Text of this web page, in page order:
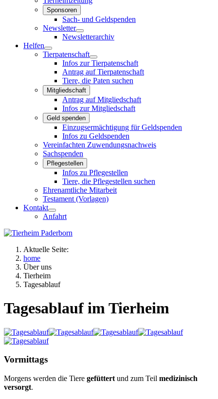
Sponsoren
Sach- und Geldspenden
Newsletter
Newsletterarchiv
Helfen
Tierpatenschaft
Infos zur Tierpatenschaft
Antrag auf Tierpatenschaft
Tiere, die Paten suchen
Mitgliedschaft
Antrag auf Mitgliedschaft
Infos zur Mitgliedschaft
Geld spenden
Einzugsermächtigung für Geldspenden
Infos zu Geldspenden
Vereinfachten Zuwendungsnachweis
Sachspenden
Pflegestellen
Infos zu Pflegestellen
Tiere, die Pflegestellen suchen
Ehrenamtliche Mitarbeit
Testament (Vorlagen)
Kontakt
Anfahrt
Aktuelle Seite:
home
Über uns
Tierheim
Tagesablauf
Tagesablauf im Tierheim
Vormittags
Morgens werden die Tiere gefüttert und zum Teil medizinisch
versorgt.